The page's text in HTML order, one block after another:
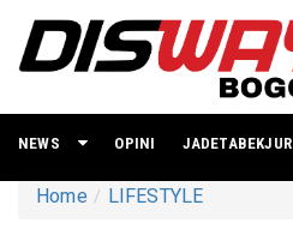
NEWS OPINI JADETABEKJUR
Home LIFESTYLE